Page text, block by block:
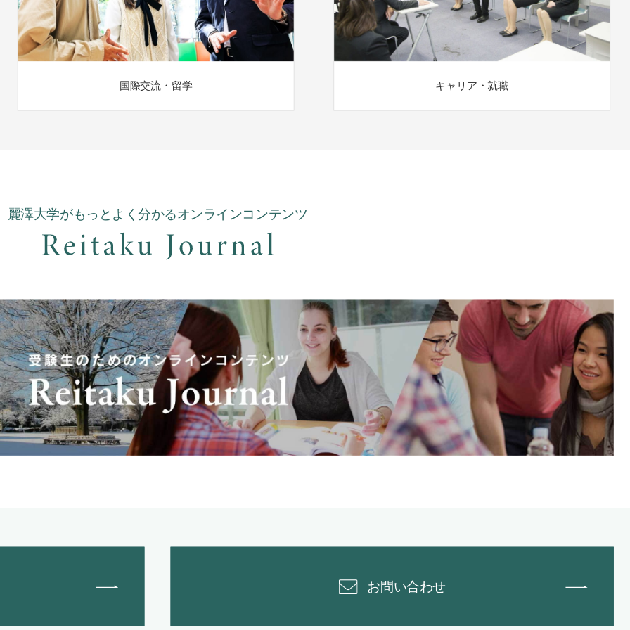
国際交流・留学 キャリア・就職
麗澤大学がもっとよく分かるオンラインコンテンツ
お問い合わせ